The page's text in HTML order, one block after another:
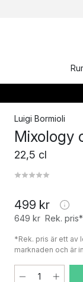
Luigi Bormioli
Mixology
22,5 cl
499 kr
649 kr Rek. pris*
*Rek. pris är ett av
marknaden och är